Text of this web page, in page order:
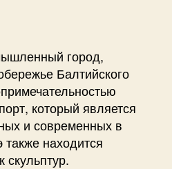
город,
Балтийского
который является
и современных в
находится
скульптур.